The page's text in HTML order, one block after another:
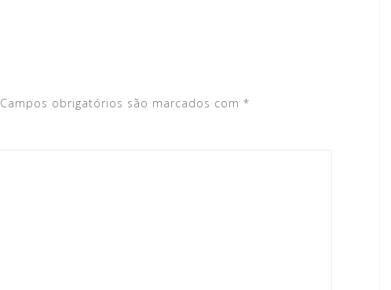
Campos obrigatórios são marcados com *